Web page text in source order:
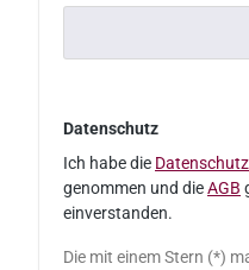
Datenschutz
Ich habe die
genommen und dieAGB
einverstanden.
Die mit einem Stern (*)